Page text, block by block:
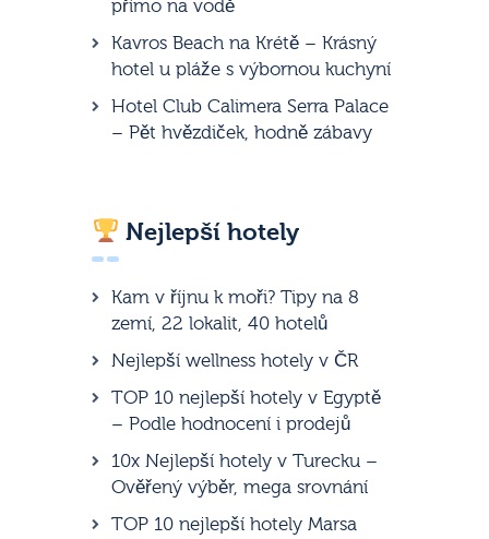
přímo na vodě
Kavros Beach na Krétě – Krásný
hotel u pláže s výbornou kuchyní
Hotel Club Calimera Serra Palace
– Pět hvězdiček, hodně zábavy
Nejlepší hotely
Kam v říjnu k moři? Tipy na 8
zemí, 22 lokalit, 40 hotelů
Nejlepší wellness hotely v ČR
TOP 10 nejlepší hotely v Egyptě
– Podle hodnocení i prodejů
10x Nejlepší hotely v Turecku –
Ověřený výběr, mega srovnání
TOP 10 nejlepší hotely Marsa